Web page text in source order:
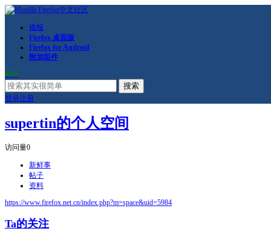
论坛
Firefox 桌面版
Firefox for Android
附加组件
RSS
搜索
登录注册
supertin的个人空间
访问量0
新鲜事
帖子
资料
https://www.firefox.net.cn/index.php?m=space&uid=5984
Ta的关注